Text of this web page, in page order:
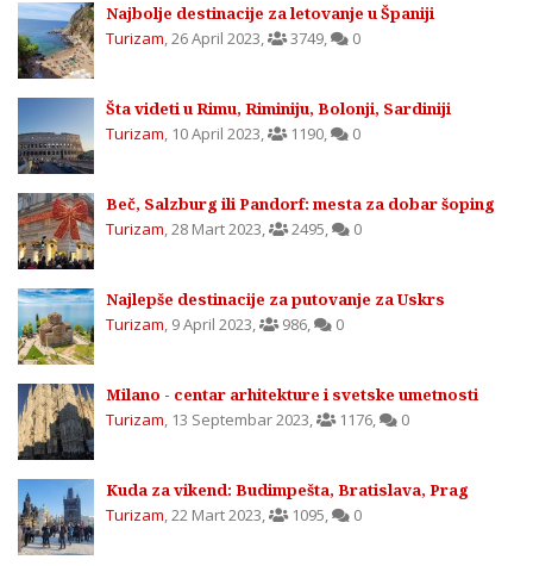
Najbolje destinacije za letovanje u Španiji
Turizam,26 April 2023, 3749, 0
Šta videti u Rimu, Riminiju, Bolonji, Sardiniji
Turizam, 10 April 2023, 1190, 0
Beč, Salzburg ili Pandorf: mesta za dobar šoping
Turizam,28 Mart 2023, 2495, 0
Najlepše destinacije za putovanje za Uskrs
Turizam, 9 April 2023, 986, 0
Milano - centar arhitekture i svetske umetnosti
Turizam, 13 Septembar 2023, 1176, 0
Kuda za vikend: Budimpešta, Bratislava, Prag
Turizam,22 Mart 2023, 1095, 0